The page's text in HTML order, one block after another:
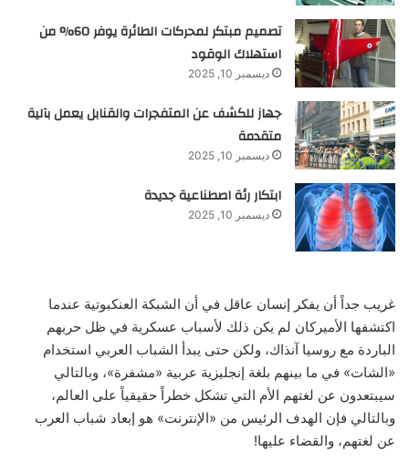
تصميم مبتكر لمحركات الطائرة يوفر 60% من
استهلاك الوقود
ديسمبر 10, 2025
جهاز للكشف عن المتفجرات والقنابل يعمل بآلية
متقدمة
ديسمبر 10, 2025
ابتكار رئة اصطناعية جديدة
ديسمبر 10, 2025
غريب جداً أن يفكر إنسان عاقل في أن الشبكة العنكبوتية عندما
اكتشفها الأميركان لم يكن ذلك لأسباب عسكرية في ظل حربهم
الباردة مع روسيا آنذاك، ولكن حتى يبدأ الشباب العربي استخدام
«الشات» في ما بينهم بلغة إنجليزية عربية «مشفرة»، وبالتالي
سيبتعدون عن لغتهم الأم التي تشكل خطراً حقيقياً على العالم،
وبالتالي فإن الهدف الرئيس من «الإنترنت» هو إبعاد شباب العرب
عن لغتهم، والقضاء عليها!